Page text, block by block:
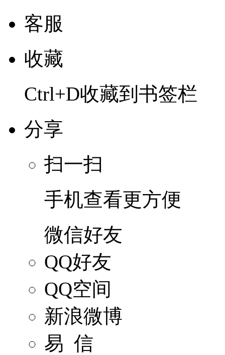
客服
收藏
Ctrl+D收藏到书签栏
分享
扫一扫
手机查看更方便
微信好友
QQ好友
QQ空间
新浪微博
易 信